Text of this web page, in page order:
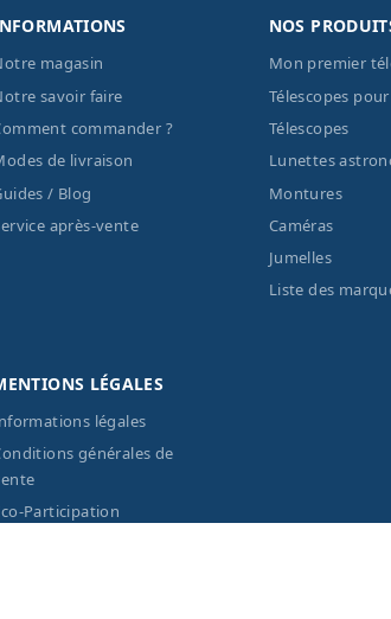
magasin
savoir faire
commander ?
de livraison
/ Blog
après-vente
NOS
Mon premier
Télescopes
Télescopes
Lunettes
Montures
Caméras
Jumelles
Liste des
LÉGALES
légales
générales de
Participation